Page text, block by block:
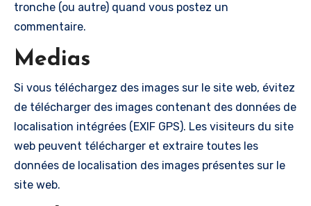
tronche (ou autre) quand vous postez un
commentaire.
Medias
Si vous téléchargez des images sur le site web, évitez
de télécharger des images contenant des données de
localisation intégrées (EXIF GPS). Les visiteurs du site
web peuvent télécharger et extraire toutes les
données de localisation des images présentes sur le
site web.